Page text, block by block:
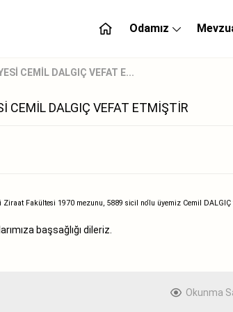
Odamız
CEMİL DALGIÇ VEFAT E...
CEMİL DALGIÇ VEFAT ETMİŞTİR
Fakültesi 1970 mezunu, 5889 sicil no‘lu üyemiz Cemil DALGIÇ
başsağlığı dileriz.
Okunma